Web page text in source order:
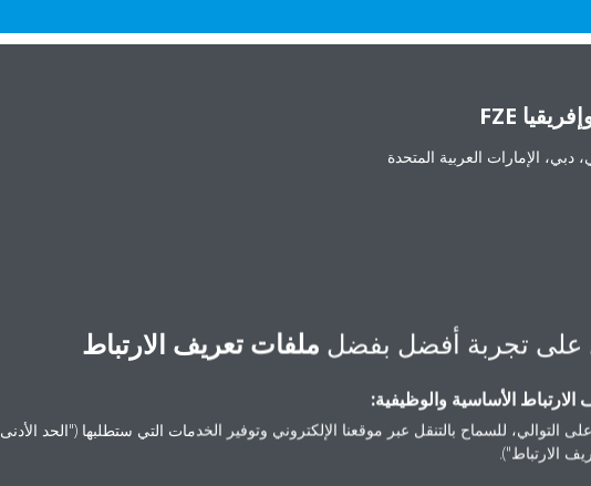
على تجربة أفضل بفضل ملفات تعريف الارتباط
الأساسية والوظيفية:
التوالي، للسماح بالتنقل عبر موقعنا الإلكتروني وتوفير الخدمات التي ستطلبها ("الحد الأدنى
الارتباط").